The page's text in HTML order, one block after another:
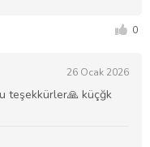
0
26 Ocak 2026
teşekkürler🙏 küçğk